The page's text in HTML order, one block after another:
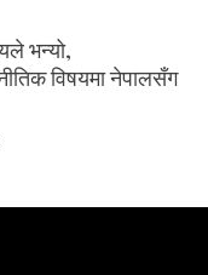
भन्यो,
विषयमा नेपालसँग